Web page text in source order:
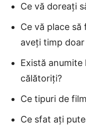
Ce vă doreați
Ce vă place
aveți timp
Există
călătoriți?
Ce tipuri de
Ce sfat ați